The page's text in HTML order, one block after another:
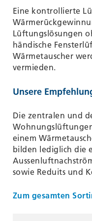
Eine kontrollierte
Lüftungslösungen
händische
Wärmetauscher
vermieden.
Unsere
Die zentralen und
einem
bilden lediglich die
sowie Reduits und
Zum gesamten